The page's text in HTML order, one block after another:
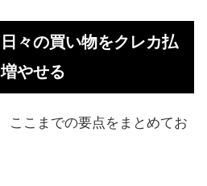
日々の買い物をクレカ払
やせる
ここまでの要点をまとめてお